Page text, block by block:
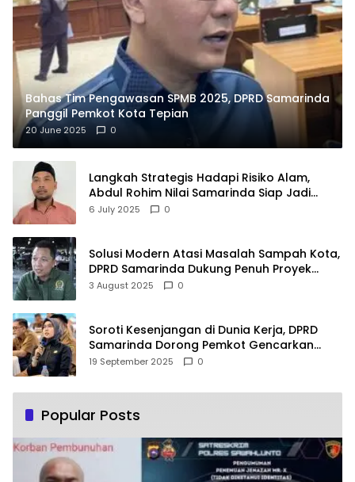
Bahas Tim Pengawasan SPMB 2025, DPRD Samarinda
Panggil Pemkot Kota Tepian
20 June 2025 0
Langkah Strategis Hadapi Risiko Alam,
Abdul Rohim Nilai Samarinda Siap Jadi
Pusat Logistik Bencana Kalimantan
6 July 2025 0
Solusi Modern Atasi Masalah Sampah Kota,
DPRD Samarinda Dukung Penuh Proyek
PLTSA
3 August 2025 0
Soroti Kesenjangan di Dunia Kerja, DPRD
Samarinda Dorong Pemkot Gencarkan
Pemberdayaan Perempuan
19 September 2025 0
Popular Posts